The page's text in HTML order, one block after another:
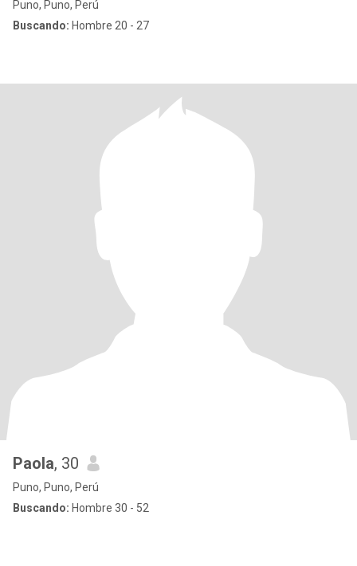
Puno, Puno, Perú
Buscando: Hombre 20 - 27
Paola, 30
Puno, Puno, Perú
Buscando: Hombre 30 - 52